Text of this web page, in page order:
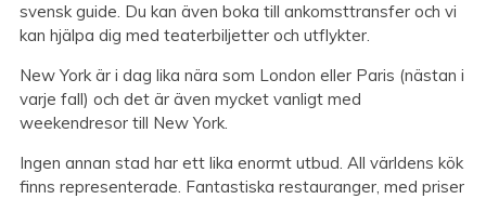
svensk guide. Du kan även boka till ankomsttransfer och vi
kan hjälpa dig med teaterbiljetter och utflykter.
New York är i dag lika nära som London eller Paris (nästan i
varje fall) och det är även mycket vanligt med
weekendresor till New York.
Ingen annan stad har ett lika enormt utbud. All världens kök
finns representerade. Fantastiska restauranger, med priser